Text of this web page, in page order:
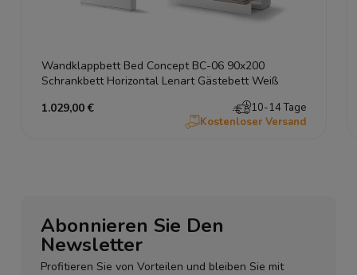
Wandklappbett Bed Concept BC-06 90x200
Schrankbett Horizontal Lenart Gästebett Weiß
1.029,00 €
10-14 Tage
Kostenloser Versand
Abonnieren Sie Den
Newsletter
Profitieren Sie von Vorteilen und bleiben Sie mit